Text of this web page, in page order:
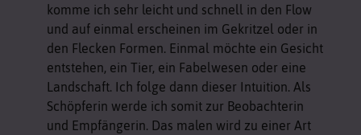
komme ich sehr leicht und schnell in den Flow
und auf einmal erscheinen im Gekritzel oder in
den Flecken Formen. Einmal möchte ein Gesicht
entstehen, ein Tier, ein Fabelwesen oder eine
Landschaft. Ich folge dann dieser Intuition. Als
Schöpferin werde ich somit zur Beobachterin
und Empfängerin. Das malen wird zu einer Art